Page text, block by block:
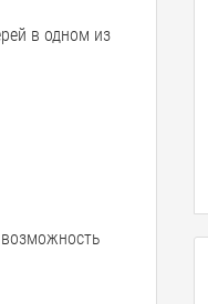
в одном из